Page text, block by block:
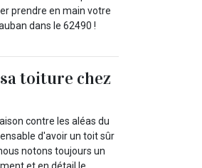
prendre en main votre
dans le 62490 !
toiture chez
contre les aléas du
d'avoir un toit sûr
notons toujours un